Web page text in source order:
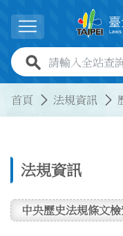
展開選單
全站查詢關鍵字
首頁 法規資訊
法規資訊
中央歷史法規條文檢